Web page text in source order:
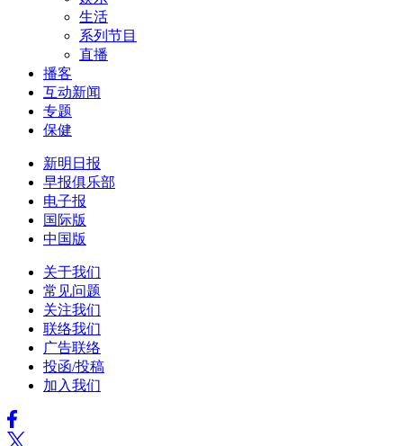
生活
系列节目
直播
播客
互动新闻
专题
保健
新明日报
早报俱乐部
电子报
国际版
中国版
关于我们
常见问题
关注我们
联络我们
广告联络
投函/投稿
加入我们